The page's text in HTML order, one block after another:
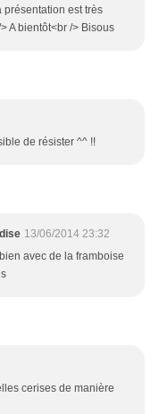
présentation est très
A bientôt<br /> Bisous
de résister ^^ !!
13/06/2014 23:32
avec de la framboise
cerises de manière